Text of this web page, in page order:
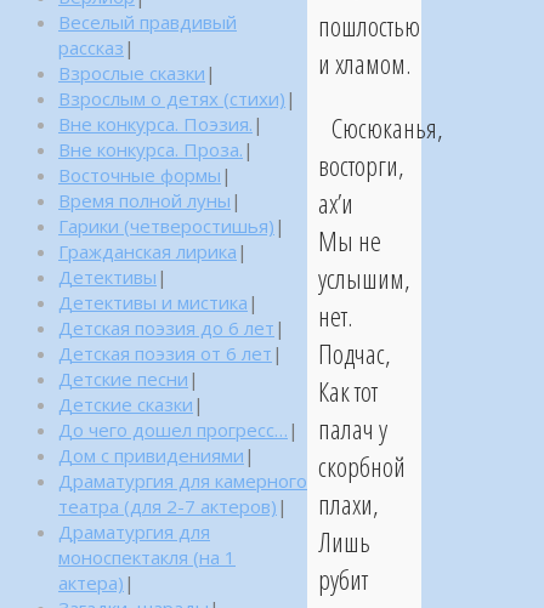
пошлостью
и хламом.
Сюсюканья,
восторги,
ах’и
Мы не
услышим,
нет.
Подчас,
Как тот
палач у
скорбной
плахи,
Лишь
рубит
Веселый правдивый
рассказ |
Взрослые сказки |
Взрослым о детях (стихи) |
Вне конкурса. Поэзия. |
Вне конкурса. Проза. |
Восточные формы |
Время полной луны |
Гарики (четверостишья) |
Гражданская лирика |
Детективы |
Детективы и мистика |
Детская поэзия до 6 лет |
Детская поэзия от 6 лет |
Детские песни |
Детские сказки |
До чего дошел прогресс… |
Дом с привидениями |
Драматургия для камерного
театра (для 2-7 актеров) |
Драматургия для
моноспектакля (на 1
актера) |